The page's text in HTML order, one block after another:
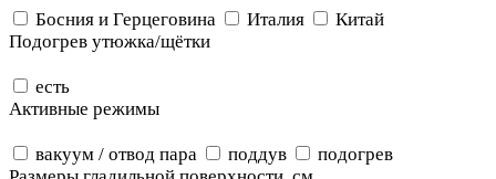
Босния и Герцеговина Италия
Китай
Подогрев утюжка/щётки
есть
Активные режимы
вакуум / отвод пара поддув
подогрев